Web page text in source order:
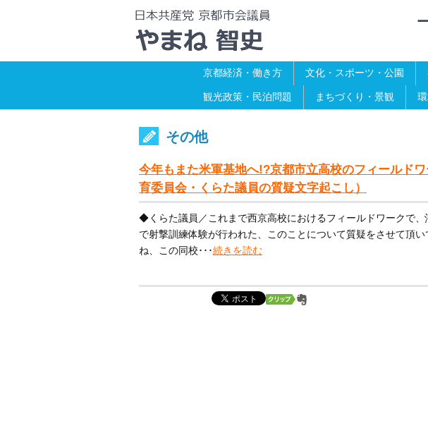
京都経済・働き方 文化・スポーツ・公園
観光政策・民泊問題 まちづくり・景観
その他
今年もまた米軍基地へ!?京都市立高校のフィールド
育委員会・くらた議員の質疑文字起こし）
◆くらた議員／これまで西京高校におけるフィールドワークで
で射撃訓練体験が行われた、このことについて質疑をさせて頂
ね、この同校･･･続きを読む